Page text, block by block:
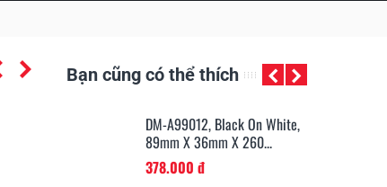
Bạn cũng có thể thích
DM-A99012, Black On White,
89mm X 36mm X 260...
378.000 đ